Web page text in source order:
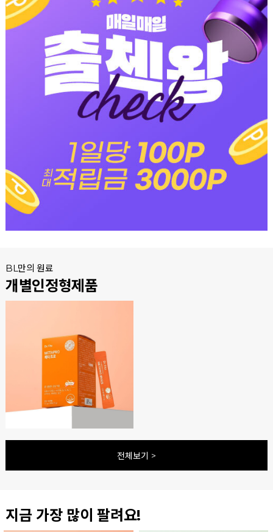
BL만의 원료
개별인정형제품
전체보기 >
지금 가장 많이 팔려요!